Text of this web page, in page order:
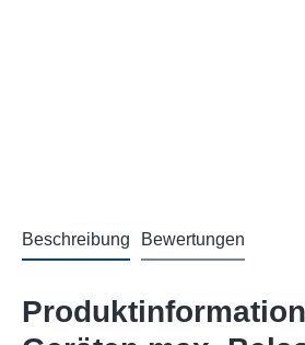
Beschreibung Bewertungen